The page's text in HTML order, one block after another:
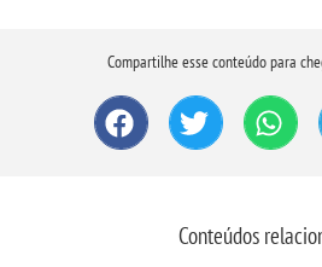
Compartilhe esse conteúdo para
Conteúdos